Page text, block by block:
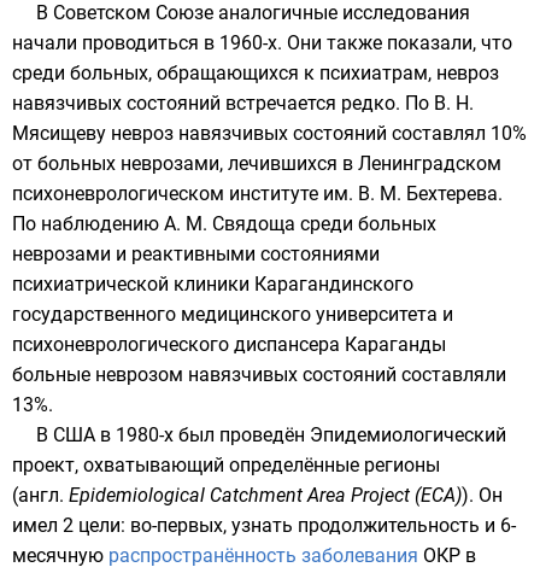
В Советском Союзе аналогичные исследования
начали проводиться в 1960-х. Они также показали, что
среди больных, обращающихся к психиатрам, невроз
навязчивых состояний встречается редко. По В. Н.
Мясищеву невроз навязчивых состояний составлял 10%
от больных неврозами, лечившихся в Ленинградском
психоневрологическом институте им. В. М. Бехтерева.
По наблюдению А. М. Свядоща среди больных
неврозами и реактивными состояниями
психиатрической клиники Карагандинского
государственного медицинского университета и
психоневрологического диспансера Караганды
больные неврозом навязчивых состояний составляли
13%.
В США в 1980-х был проведён Эпидемиологический
проект, охватывающий определённые регионы
(англ. Epidemiological Catchment Area Project (ECA)). Он
имел 2 цели: во-первых, узнать продолжительность и 6-
месячную распространённость заболевания ОКР в